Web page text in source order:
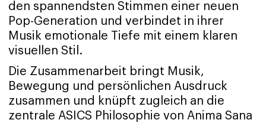
den spannendsten Stimmen einer neuen
Pop-Generation und verbindet in ihrer
Musik emotionale Tiefe mit einem klaren
visuellen Stil.
Die Zusammenarbeit bringt Musik,
Bewegung und persönlichen Ausdruck
zusammen und knüpft zugleich an die
zentrale ASICS Philosophie von Anima Sana